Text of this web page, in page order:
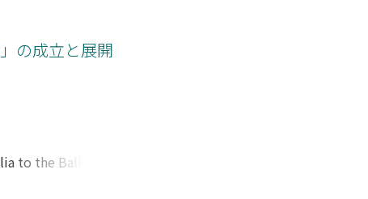
の成立と展開
to the Balkan
and settled